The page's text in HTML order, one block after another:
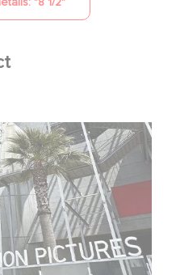
anniversary at the